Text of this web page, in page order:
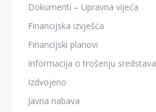
Dokumenti – Upravna vijeća
Financijska izvješća
Financijski planovi
Informacija o trošenju sredstava
Izdvojeno
Javna nabava